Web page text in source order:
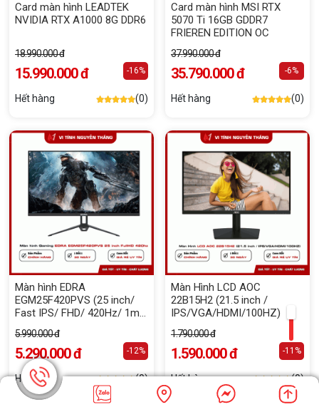
Card màn hình LEADTEK
NVIDIA RTX A1000 8G DDR6
18.990.000 đ
15.990.000 đ -16%
Hết hàng (0)
Card màn hình MSI RTX
5070 Ti 16GB GDDR7
FRIEREN EDITION OC
37.990.000 đ
35.790.000 đ -6%
Hết hàng (0)
Màn hình EDRA
EGM25F420PVS (25 inch/
Fast IPS/ FHD/ 420Hz/ 1ms
5.990.000 đ
5.290.000 đ -12%
Hết hàng (0)
Màn Hình LCD AOC
22B15H2 (21.5 inch /
IPS/VGA/HDMI/100HZ)
1.790.000 đ
1.590.000 đ -11%
Hết hàng (0)